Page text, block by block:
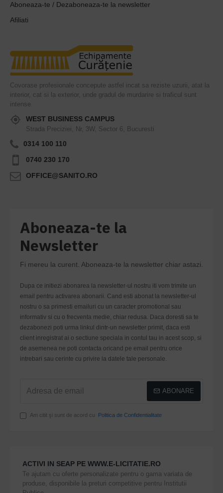
Aboneaza-te / Dezaboneaza-te la newsletter
Afiliati
Covorase profesionale concepute astfel incat sa reziste uzurii, atat la
interior, cat si la exterior, unde gradul de murdarire si traficul sunt
intense.
WEST BUSINESS CAMPUS
Strada Preciziei, Nr, 3W, Sector 6, Bucuresti
0314 100 110
0740 230 170
OFFICE@SANITO.RO
Aboneaza-te la
Newsletter
Fi mereu la curent. Aboneaza-te la newsletter chiar astazi.
Dupa ce initiezi abonarea la newsletter-ul nostru iti vom trimite un
email pentru activarea abonarii. Cand esti abonat la newsletter-ul
nostru o sa primesti emailuri cu un caracter promotional sau
informativ si cu o frecventa medie, chiar redusa. Daca doresti sa te
dezabonezi poti urma linkul dintr-un newsletter primit, daca esti
client inregistrat ai o sectiune speciala in contul tau in acest scop, si
de asemenea ne poti contacta oricand pe email pentru orice
intrebari sau cerinte cu privire la datele tale personale.
ABONARE
Am citit şi sunt de acord cu Politica de Confidentialitate
ACTIVI IN SEAP PE WWW.E-LICITATIE.RO
Te ajutam cu oferte personalizate pentru o gama variata de
produse, disponibile la preturi competitive pentru Institutii